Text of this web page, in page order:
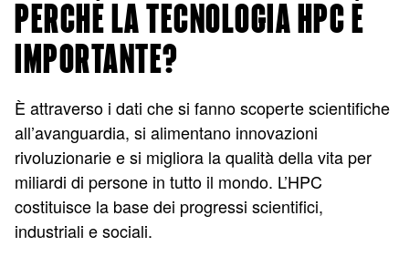
PERCHÉ LA TECNOLOGIA HPC È
IMPORTANTE?
È attraverso i dati che si fanno scoperte scientifiche
all’avanguardia, si alimentano innovazioni
rivoluzionarie e si migliora la qualità della vita per
miliardi di persone in tutto il mondo. L’HPC
costituisce la base dei progressi scientifici,
industriali e sociali.